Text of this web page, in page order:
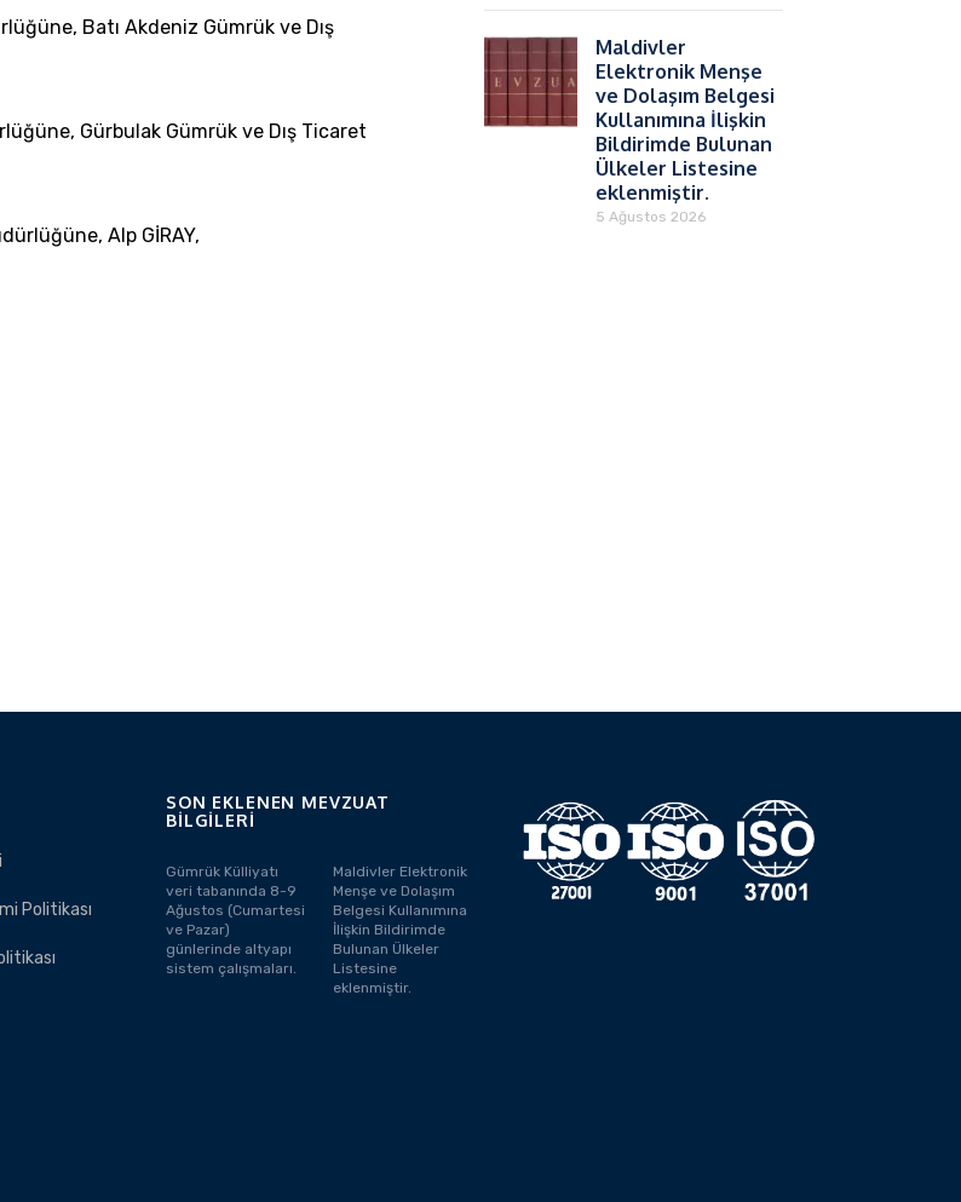
Batı Akdeniz Gümrük ve Dış
Gürbulak Gümrük ve Dış Ticaret
Alp GİRAY,
Maldivler
Elektronik Menşe
ve Dolaşım Belgesi
Kullanımına İlişkin
Bildirimde Bulunan
Ülkeler Listesine
eklenmiştir.
5 Ağustos 2026
Politikası
SON EKLENEN MEVZUAT
BILGILERI
Gümrük Külliyatı
veri tabanında 8-9
Ağustos (Cumartesi
ve Pazar)
günlerinde altyapı
sistem çalışmaları.
Maldivler Elektronik
Menşe ve Dolaşım
Belgesi Kullanımına
İlişkin Bildirimde
Bulunan Ülkeler
Listesine
eklenmiştir.